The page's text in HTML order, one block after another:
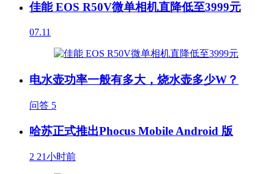
佳能 EOS R50V微单相机直降低至3999元
07.11
电水壶功率一般有多大，烧水壶多少W？
问答 5
哈苏正式推出Phocus Mobile Android 版
2 21小时前